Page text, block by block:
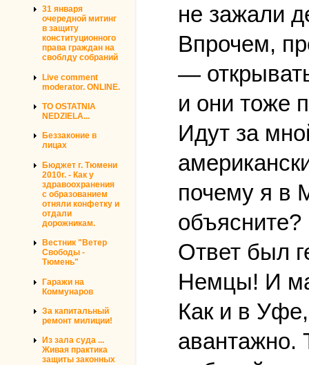
31 января
очередной митинг
в защиту
конституционного
права граждан на
своблду собраний
Live comment
moderator. ONLINE.
TO OSTATNIA
NEDZIELA...
Беззаконие в
лицах
Бюджет г. Тюмени
2010г. - Как у
здравоохранения
с образованием
отняли конфетку и
отдали
дорожникам.
Вестник "Ветер
Свободы -
Тюмень"
Гаражи на
Коммунаров
За капитальный
ремонт милиции!
Из зала суда ...
Живая практика
защиты законных
не зажали
Впрочем,
—
и они тоже
Идут за
почему я в
объясните?
Ответ был
Немцы! И
Как и в
авантажно.